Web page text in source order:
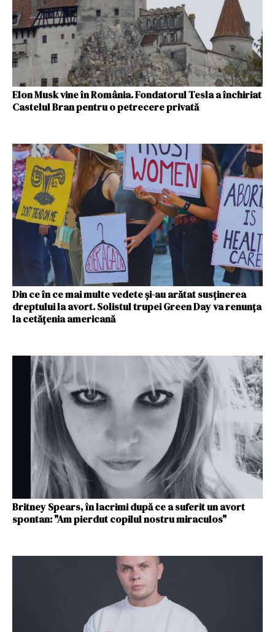
Elon Musk vine în România. Fondatorul Tesla a închiriat
Castelul Bran pentru o petrecere privată
Din ce în ce mai multe vedete și-au arătat susținerea
dreptului la avort. Solistul trupei Green Day va renunța
la cetățenia americană
Britney Spears, în lacrimi după ce a suferit un avort
spontan: "Am pierdut copilul nostru miraculos"